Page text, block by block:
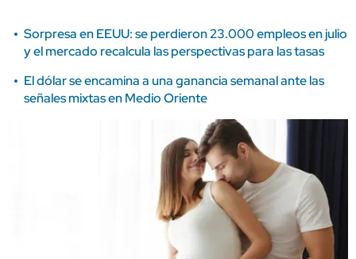
Sorpresa en EEUU: se perdieron 23.000 empleos en julio
y el mercado recalcula las perspectivas para las tasas
El dólar se encamina a una ganancia semanal ante las
señales mixtas en Medio Oriente